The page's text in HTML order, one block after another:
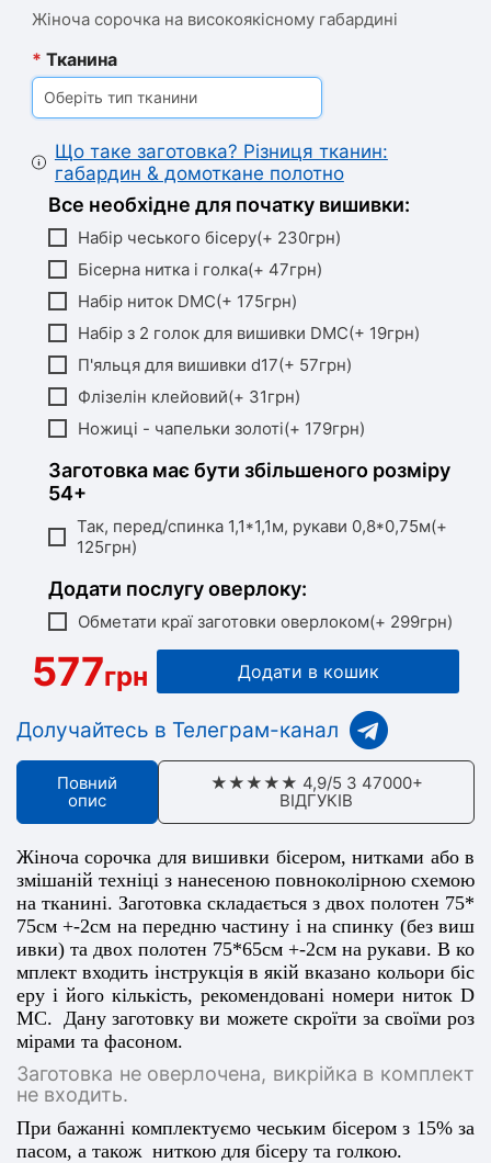
Жіноча сорочка на високоякісному габардині
* Тканина
Оберіть тип тканини
Що таке заготовка? Різниця тканин:
габардин & домоткане полотно
Все необхідне для початку вишивки:
Набір чеського бісеру(+ 230грн)
Бісерна нитка і голка(+ 47грн)
Набір ниток DMC(+ 175грн)
Набір з 2 голок для вишивки DMC(+ 19грн)
П'яльця для вишивки d17(+ 57грн)
Флізелін клейовий(+ 31грн)
Ножиці - чапельки золоті(+ 179грн)
Заготовка має бути збільшеного розміру
54+
Так, перед/спинка 1,1*1,1м, рукави 0,8*0,75м(+
125грн)
Додати послугу оверлоку:
Обметати краї заготовки оверлоком(+ 299грн)
577грн Додати в кошик
Долучайтесь в Телеграм-канал
Повний
опис
★★★★★ 4,9/5 З 47000+
ВІДГУКІВ
Жіноча сорочка для вишивки бісером, нитками або в
змішаній техніці з нанесеною повноколірною схемою
на тканині. Заготовка складається з двох полотен 75*
75см +-2см на передню частину і на спинку (без виш
ивки) та двох полотен 75*65см +-2см на рукави. В ко
мплект входить інструкція в якій вказано кольори біс
еру і його кількість, рекомендовані номери ниток D
MC. Дану заготовку ви можете скроїти за своїми роз
мірами та фасоном.
Заготовка не оверлочена, викрійка в комплект
не входить.
При бажанні комплектуємо чеським бісером з 15% за
пасом, а також ниткою для бісеру та голкою.